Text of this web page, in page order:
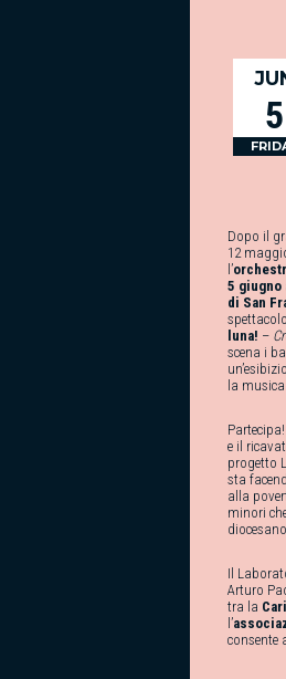
5
Dopo il
12
l’
5 giugno
di San
luna! –
scena i
la
Partecipa!
e il
progetto
sta
alla
minori
Il
Arturo
tra la
l’
consente